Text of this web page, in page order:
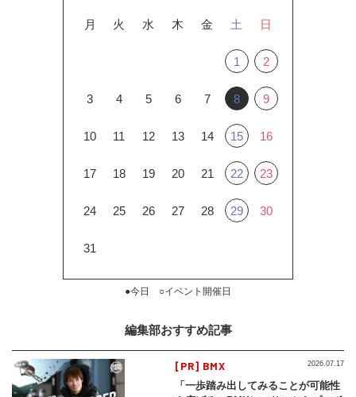
月 火 水 木 金 土 日
1 2
3 4 5 6 7 8 9
10 11 12 13 14 15 16
17 18 19 20 21 22 23
24 25 26 27 28 29 30
31
●今日 ○イベント開催日
編集部おすすめ記事
[PR] BMX
「一歩踏み出してみることが可能性
2026.07.17